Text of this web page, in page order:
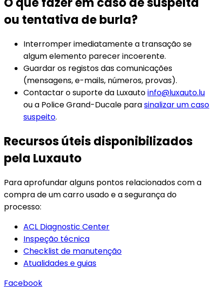
ou tentativa de burla?
Interromper imediatamente a transação se
algum elemento parecer incoerente.
Guardar os registos das comunicações
(mensagens, e-mails, números, provas).
Contactar o suporte da Luxautoinfo@luxauto.lu
ou a Police Grand-Ducale parasinalizar um caso
suspeito.
Recursos úteis disponibilizados
pela Luxauto
Para aprofundar alguns pontos relacionados com a
compra de um carro usado e a segurança do
processo:
ACL Diagnostic Center
Inspeção técnica
Checklist de manutenção
Atualidades e guias
Facebook